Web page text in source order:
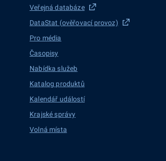
Veřejná databáze
DataStat (ověřovací provoz)
Pro média
Časopisy
Nabídka služeb
Katalog produktů
Kalendář událostí
Krajské správy
Volná místa